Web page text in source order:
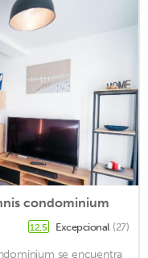
condominium
12,5 Excepcional (27)
se encuentra